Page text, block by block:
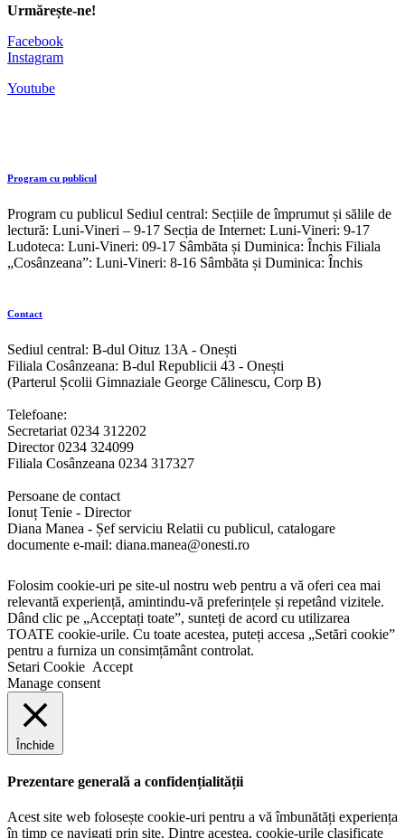
Urmărește-ne!
Facebook
Instagram
Youtube
Program cu publicul
Program cu publicul Sediul central: Secțiile de împrumut și sălile de
lectură: Luni-Vineri – 9-17 Secția de Internet: Luni-Vineri: 9-17
Ludoteca: Luni-Vineri: 09-17 Sâmbăta și Duminica: Închis Filiala
„Cosânzeana”: Luni-Vineri: 8-16 Sâmbăta și Duminica: Închis
Contact
Sediul central: B-dul Oituz 13A - Onești
Filiala Cosânzeana: B-dul Republicii 43 - Onești
(Parterul Școlii Gimnaziale George Călinescu, Corp B)
Telefoane:
Secretariat 0234 312202
Director 0234 324099
Filiala Cosânzeana 0234 317327
Persoane de contact
Ionuț Tenie - Director
Diana Manea - Șef serviciu Relatii cu publicul, catalogare
documente e-mail: diana.manea@onesti.ro
Folosim cookie-uri pe site-ul nostru web pentru a vă oferi cea mai
relevantă experiență, amintindu-vă preferințele și repetând vizitele.
Dând clic pe „Acceptați toate”, sunteți de acord cu utilizarea
TOATE cookie-urile. Cu toate acestea, puteți accesa „Setări cookie”
pentru a furniza un consimțământ controlat.
Setari Cookie Accept
Manage consent
Închide
Prezentare generală a confidențialității
Acest site web folosește cookie-uri pentru a vă îmbunătăți experiența
în timp ce navigați prin site. Dintre acestea, cookie-urile clasificate